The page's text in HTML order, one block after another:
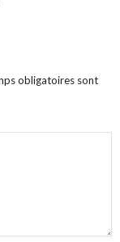
obligatoires sont